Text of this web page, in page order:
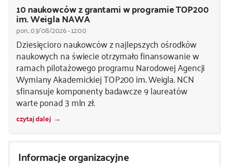
10 naukowców z grantami w programie TOP200
im. Weigla NAWA
pon., 03/08/2026 - 12:00
Dziesięcioro naukowców z najlepszych ośrodków
naukowych na świecie otrzymało finansowanie w
ramach pilotażowego programu Narodowej Agencji
Wymiany Akademickiej TOP200 im. Weigla. NCN
sfinansuje komponenty badawcze 9 laureatów
warte ponad 3 mln zł.
czytaj dalej
Informacje organizacyjne